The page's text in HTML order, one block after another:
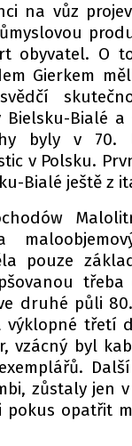
na vůz
obyvatel. O
Gierkem
Bialé a
byly v 70.
v Polsku.
Bialé ještě z
pouze
druhé půli
výklopné třetí
vzácný byl
zůstaly jen
pokus opatřit